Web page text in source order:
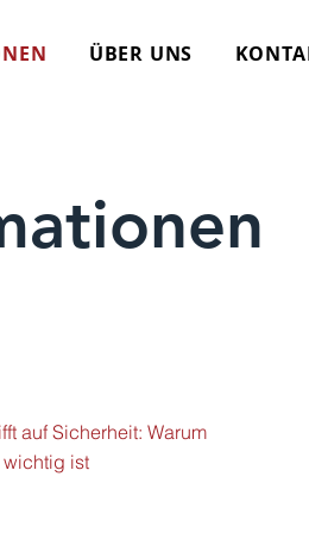
ÜBER UNS
auf Sicherheit: Warum
ist